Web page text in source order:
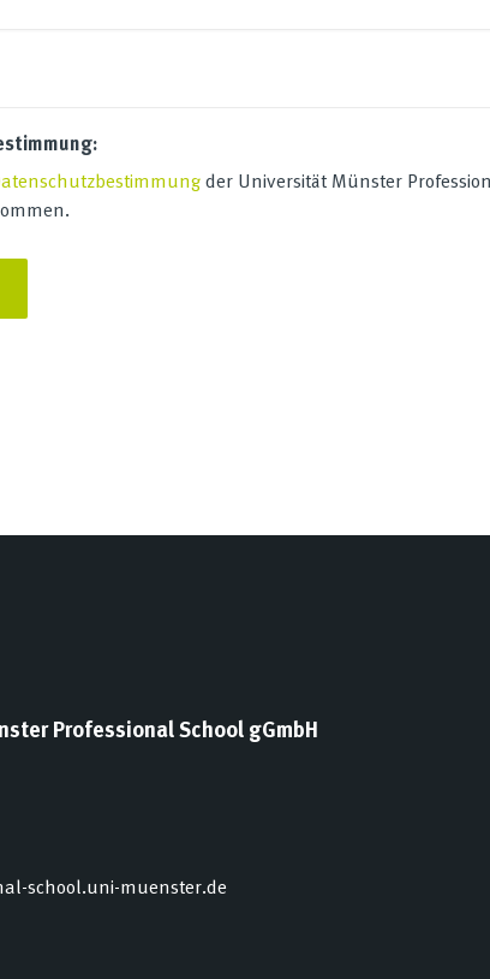
der Universität Münster
Professional School gGmbH
school.uni-muenster.de